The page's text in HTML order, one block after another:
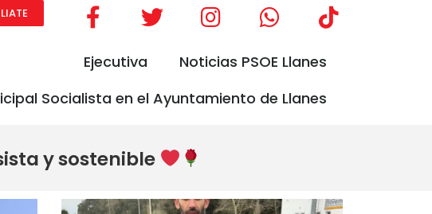
Ejecutiva
Noticias PSOE Llanes
Socialista en el Ayuntamiento de Llanes
y sostenible